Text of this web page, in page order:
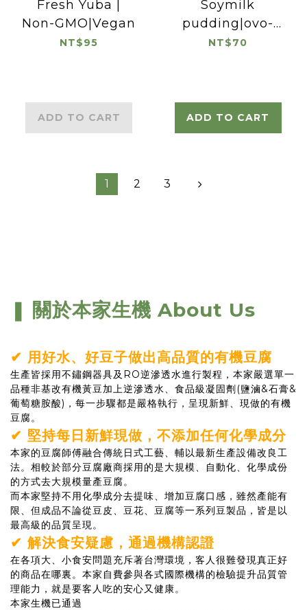
Fresh Yuba |
Non-GMO|Vegan
NT$95
ADD TO CART
Soymilk
pudding|ovo-
lacto vegetarian
NT$70
ADD TO CART
1 2 3
關於本家生機 About Us
✔ 用好水、好豆子做出高品質的有機豆腐
生產皆採用不鏽鋼器具及RO逆滲透水進行製程，本家嚴選單一
品種非基改有機黃豆加上逆滲透水、食品級凝固劑(鹽滷&石膏&
葡萄糖胺酸)，每一步驟都是嚴格執行，呈現新鮮、現做的有機
豆腐。
✔ 堅持每日新鮮現做，不添加任何化學成分
本家的豆腐師傅融合傳統日式工藝、輔以最新生產設備改良工
法。相較於部分豆腐廠商採用的是大規模、自動化、化學成份
的方式去大規模量產豆腐。
而本家堅持不用化學成分去提味、增加豆腐口感，雖然產能有
限、但成品不論從豆皮、豆花、豆腐等一系列豆製品，皆是以
最高級的品質呈現。
✔ 解決食安疑慮，通過機構認證
在各項大、小食安問題充斥著台灣環境，客人很難發現真正好
的商品在哪裏。本家自費參與各式國際機構的檢驗提升品質管
理能力，就是要客人吃的安心又健康。
本家生機已通過